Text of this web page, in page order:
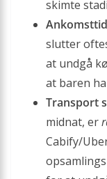
skimte
slutter
at undgå
at baren
Transport
midnat, er
Cabify/